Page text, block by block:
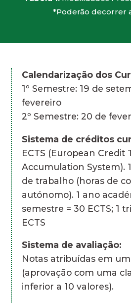
*Poderão decorrer
Calendarização dos
1º Semestre: 19 de
fevereiro
2º Semestre: 20 de
Sistema de créditos
ECTS (European Credit
Accumulation System).
de trabalho (horas de
autónomo). 1 ano
semestre = 30 ECTS; 1
ECTS
Sistema de avaliação:
Notas atribuídas em
(aprovação com uma
inferior a 10 valores).